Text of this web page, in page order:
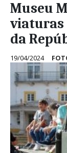
Museu
viaturas
da
19/04/2024